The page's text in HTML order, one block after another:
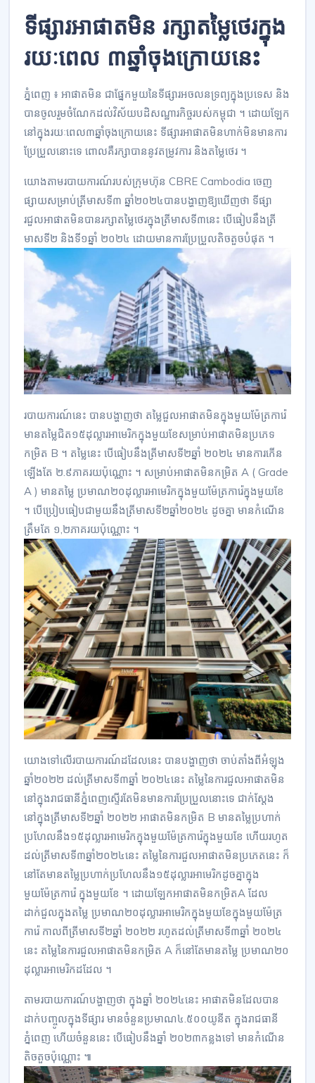
ទីផ្សារ​អាផាតមិន ​រក្សា​តម្លៃថេរ​ក្នុង​
រយៈពេល ៣ឆ្នាំចុងក្រោយនេះ
ភ្នំពេញ ៖ អាផាតមិន ជាផ្នែកមួយនៃទីផ្សារអចលនទ្រព្យ​ក្នុង​ប្រទេស ​និ​ង
បានចូលរួម​ចំណែក​ដល់​វិស័យ​បដិសណ្ឋារកិច្ច​របស់​កម្ពុជា​ ។ ដោយឡែក
នៅ​ក្នុង​រយៈ​ពេល​៣ឆ្នាំចុងក្រោយនេះ ទីផ្សារ​អា​ផាត​មិនហាក់មិនមានការ​
ប្រែប្រួលនោះ​ទេ ពោលគឺរក្សាបាននូវ​តម្រូវការ និងតម្លៃថេរ ។
យោងតាម​របាយការណ៍របស់​ក្រុមហ៊ុន CBRE Cambodia ចេញ
ផ្សាយសម្រាប់​ត្រីមាសទី​៣ ឆ្នាំ២០២៤​​បាន​បង្ហាញឱ្យឃើញថា ទីផ្សា
រជួល​អាផាតមិន​​បានរក្សា​តម្លៃ​ថេរ​ក្នុង​ត្រី​មាស​ទី៣​នេះ បើធៀបនឹង​ត្រី
មាសទី២ ​និង​ទី​១​ឆ្នាំ ២០២៤ ដោយមានកា​រប្រែ​ប្រួលតិច​តួច​បំផុត ។
របាយការណ៍នេះ បានបង្ហាញថា​ តម្លៃជួល​អាផាតមិន​ក្នុងមួយម៉ែត្រ​ការ៉េ​
មានតម្លៃជិត​១៥​ដុល្លារ​អាមេរិក​ក្នុង​មួយខែសម្រាប់អាផាតមិន​ប្រភេទ
កម្រិត​ B ។ តម្លៃនេះ បើធៀបនឹង​ត្រី​មាស​ទី​​២ឆ្នាំ ២០២៤​ មាន​ការ​កើន​
ឡើង​តែ ២.៩​ភាគរយ​ប៉ុណ្ណោះ ។ សម្រាប់អាផាត​មិន​កម្រិត​ A ( Grade
A ) មានតម្លៃ ប្រមាណ២០​ដុល្លារ​អា​មេ​រិកក្នុងមួយម៉ែត្រ​ការ៉េ​ក្នុងមួយខែ
។ បើ​ប្រៀប​ធៀប​ជាមួយ​នឹង​ត្រី​មាសទី២ឆ្នាំ២០២៤ ​ដូច​គ្នា​ មានកំណើន​
ត្រឹ​មតែ​ ​១,២ភាគរយប៉ុណ្ណោះ ។​
យោងទៅលើ​របាយការណ៍​ដដែលនេះ បានបង្ហាញថា ចាប់តាំងពី​អំឡុង​
ឆ្នាំ២០២២​ ដល់​ត្រីមាស​ទី៣​ឆ្នាំ ២០២៤​នេះ តម្លៃនៃការ​ជួលអាផាតមិន​
នៅក្នុង​រាជធានីភ្នំពេញ​ស្ទើរ​តែ​មិន​មាន​​​ការ​ប្រែ​ប្រួល​នោះទេ​ ជាក់ស្ដែង​
នៅក្នុ​ងត្រីមាសទី២ឆ្នាំ ២០២២​ ​អាផាត​មិនកម្រិត​ B មានតម្លៃប្រហាក់​
ប្រហែល​នឹង​១៥ដុល្លារ​អាមេរិក​ក្នុងមួយម៉ែត្រ​ការ៉េ​ក្នុងមួយខែ ហើយ​រហូត​
ដល់​​​ត្រីមាស​ទី៣ឆ្នាំ​២០២៤​នេះ តម្លៃ​នៃការជួល​អាផាតមិន​ប្រភេត​នេះ ក៏
នៅតែមានតម្លៃប្រហាក់​ប្រហែល​នឹង​១៥​ដុល្លា​រអាមេរិកដូចគ្នា​​ក្នុង
មួយម៉ែត្រ​ការ៉េ ក្នុងមួយខែ​ ។ ដោយ​ឡែក​អា​ផា​តមិន​កម្រិត​A ដែល​
ដាក់ជួល​ក្នុង​តម្លៃ ប្រមាណ២០​ដុល្លារអាមេរិកក្នុងមួយខែក្នុងមួយម៉ែត្រ​
ការ៉េ​​ កាលពី​ត្រីមាសទី​២​ឆ្នាំ ២០២២ រហូតដល់​ត្រីមាសទី​៣ឆ្នាំ ២០២៤​
នេះ តម្លៃ​នៃការ​​ជួ​លអាផាតមិន​កម្រិត​ A ក៏នៅតែមានតម្លៃ ប្រមាណ២០​
ដុល្លារអាមេរិកដដែល ។
តាមរបាយការ​ណ៍បង្ហាញថា ក្នុងឆ្នាំ ២០២៤​នេះ អាផាតមិនដែល​បាន
ដាក់​បញ្ចូល​ក្នុងទីផ្សារ​ មានចំនួន​ប្រមាណ៤.៥០០យូនីត ក្នុង​រាជធានី
ភ្នំពេញ ហើយ​ចំនួននេះ បើធៀបនឹង​ឆ្នាំ ២០២៣​កន្លងទៅ មានកំណើន​
តិច​តួច​ប៉ុណ្ណោះ ៕